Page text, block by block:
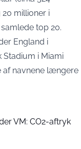
millioner i
top 20.
England i
Stadium i Miami
af navnene længere
VM: CO2-aftryk